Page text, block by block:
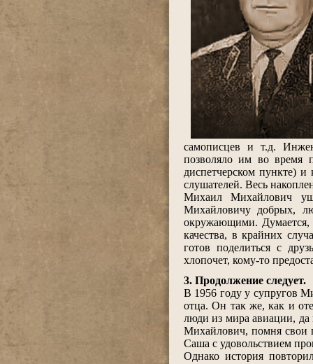
самописцев и т.д.
позволяло им во время
диспетчерском пункте) и
слушателей. Весь
Михаил Михайлович
Михайловичу добрых,
окружающими.
качества, в крайних
готов поделиться с
хлопочет, кому-то
3. Продолжение следует.
В 1956 году у супругов
отца. Он так же, как и
люди из мира авиации,
Михайлович, помня свои
Саша с удовольствием
Однако история